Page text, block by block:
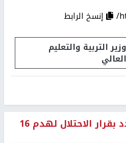
إنسخ الرابط
وزير التربية والتعليم
العالي
شخصيات مقدسية تندد بقرار الاحتلال لهدم 16